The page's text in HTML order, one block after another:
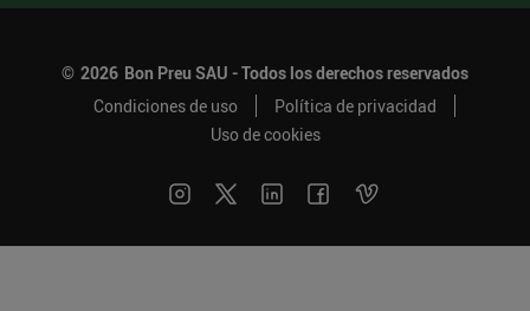
© 2026 Bon Preu SAU - Todos los derechos reservados
Condiciones de uso
Política de privacidad
Uso de cookies